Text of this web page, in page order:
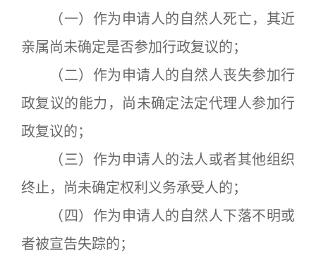
（一）作为申请人的自然人死亡，其近
亲属尚未确定是否参加行政复议的；
（二）作为申请人的自然人丧失参加行
政复议的能力，尚未确定法定代理人参加行
政复议的；
（三）作为申请人的法人或者其他组织
终止，尚未确定权利义务承受人的；
（四）作为申请人的自然人下落不明或
者被宣告失踪的；